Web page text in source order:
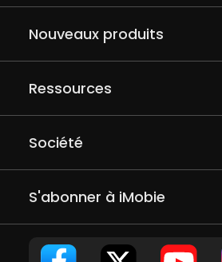
Nouveaux produits
Ressources
Société
S'abonner à iMobie